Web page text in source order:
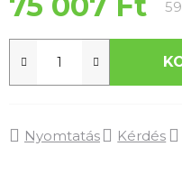
csillag.
Nyomtatás Kérdés